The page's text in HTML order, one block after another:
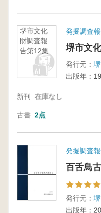
堺市文化
財調査報
告第12集
発掘調査
堺市文
発行元：
出版年：
新刊 在庫なし
古書 2点
発掘調査
百舌鳥
発行元：
出版年：